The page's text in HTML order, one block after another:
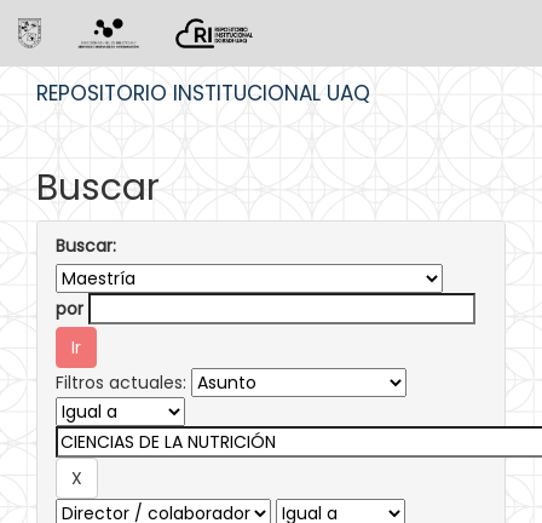
REPOSITORIO INSTITUCIONAL UAQ
Buscar
Buscar:
por
Filtros actuales: